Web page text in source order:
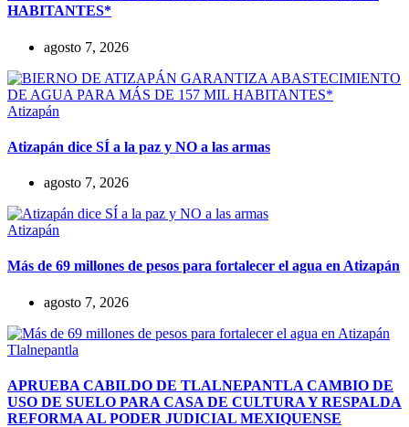
HABITANTES*
agosto 7, 2026
Atizapán
Atizapán dice SÍ a la paz y NO a las armas
agosto 7, 2026
Atizapán
Más de 69 millones de pesos para fortalecer el agua en Atizapán
agosto 7, 2026
Tlalnepantla
APRUEBA CABILDO DE TLALNEPANTLA CAMBIO DE
USO DE SUELO PARA CASA DE CULTURA Y RESPALDA
REFORMA AL PODER JUDICIAL MEXIQUENSE